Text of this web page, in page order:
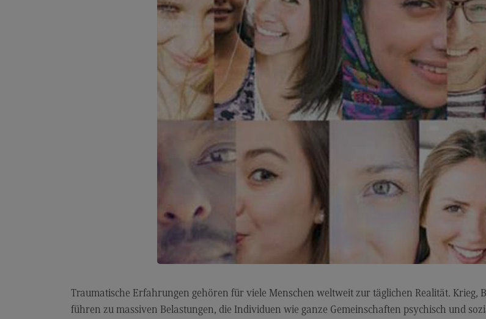
Traumatische Erfahrungen gehören für viele Menschen weltweit zur täglichen Realität.
führen zu massiven Belastungen, die Individuen wie ganze Gemeinschaften psychisch und